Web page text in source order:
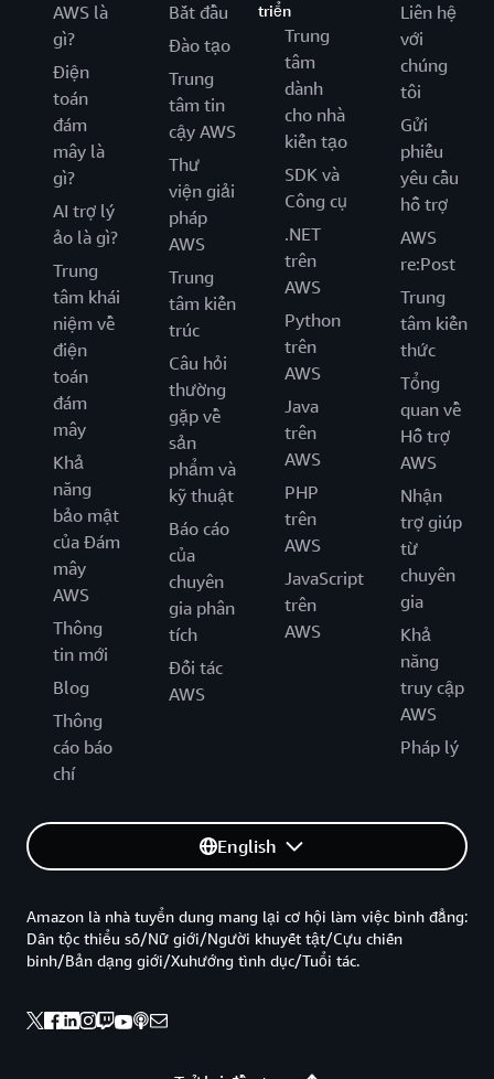
AWS là
gì?
Điện
toán
đám
mây là
gì?
AI trợ lý
ảo là gì?
Trung
tâm khái
niệm về
điện
toán
đám
mây
Khả
năng
bảo mật
của Đám
mây
AWS
Thông
tin mới
Blog
Thông
cáo báo
chí
Bắt đầu
Đào tạo
Trung
tâm tin
cậy AWS
Thư
viện giải
pháp
AWS
Trung
tâm kiến
trúc
Câu hỏi
thường
gặp về
sản
phẩm và
kỹ thuật
Báo cáo
của
chuyên
gia phân
tích
Đối tác
AWS
triển
Trung
tâm
dành
cho nhà
kiến tạo
SDK và
Công cụ
.NET
trên
AWS
Python
trên
AWS
Java
trên
AWS
PHP
trên
AWS
JavaScript
trên
AWS
Liên hệ
với
chúng
tôi
Gửi
phiếu
yêu cầu
hỗ trợ
AWS
re:Post
Trung
tâm kiến
thức
Tổng
quan về
Hỗ trợ
AWS
Nhận
trợ giúp
từ
chuyên
gia
Khả
năng
truy cập
AWS
Pháp lý
English
Amazon là nhà tuyển dung mang lại cơ hội làm việc bình đẳng:
Dân tộc thiểu số/Nữ giới/Người khuyết tật/Cựu chiến
binh/Bản dạng giới/Xuhướng tình dục/Tuổi tác.